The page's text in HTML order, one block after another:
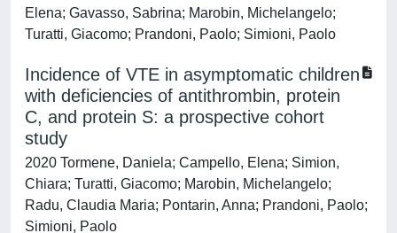
Elena; Gavasso, Sabrina; Marobin, Michelangelo;
Turatti, Giacomo; Prandoni, Paolo; Simioni, Paolo
Incidence of VTE in asymptomatic children
with deficiencies of antithrombin, protein
C, and protein S: a prospective cohort
study
2020 Tormene, Daniela; Campello, Elena; Simion,
Chiara; Turatti, Giacomo; Marobin, Michelangelo;
Radu, Claudia Maria; Pontarin, Anna; Prandoni, Paolo;
Simioni, Paolo